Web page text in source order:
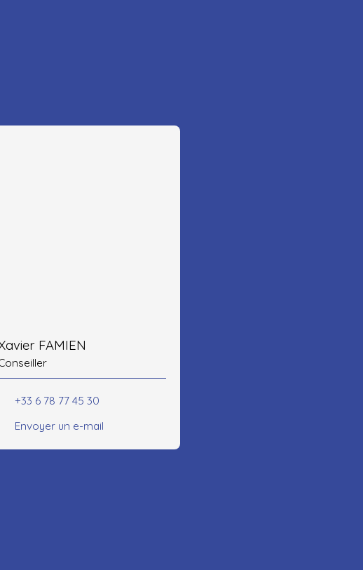
FAMIEN
+33 6 78 77 45 30
Envoyer un e-mail